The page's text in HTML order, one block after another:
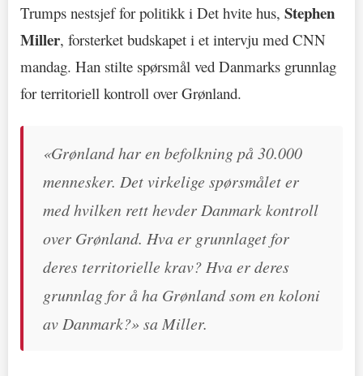
Trumps nestsjef for politikk i Det hvite hus, Stephen
Miller, forsterket budskapet i et intervju med CNN
mandag. Han stilte spørsmål ved Danmarks grunnlag
for territoriell kontroll over Grønland.
«Grønland har en befolkning på 30.000
mennesker. Det virkelige spørsmålet er
med hvilken rett hevder Danmark kontroll
over Grønland. Hva er grunnlaget for
deres territorielle krav? Hva er deres
grunnlag for å ha Grønland som en koloni
av Danmark?» sa Miller.